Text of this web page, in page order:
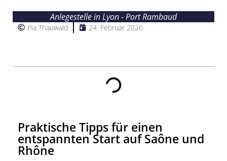
Anlegestelle in Lyon - Port Rambaud
Pia Thauwald 24. Februar 2026
Praktische Tipps für einen
entspannten Start auf Saône und
Rhône